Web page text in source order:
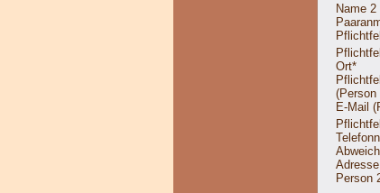
Name 2
Ort*
(Person
E-Mail
Person